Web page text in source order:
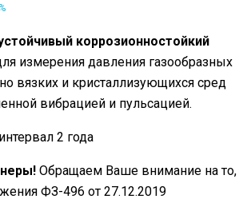
коррозионностойкий
измерения давления газообразных
вязких и кристаллизующихся сред
вибрацией и пульсацией.
2 года
Обращаем Ваше внимание на то,
ФЗ-496 от 27.12.2019